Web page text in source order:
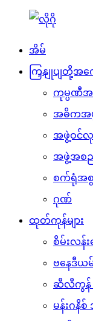
အိမ်
ကြှနျုပျတို့အကွ
ကုမ္ပဏီအ
အဓိကအ
အဖွဲ့ဝင်လုပ်
အဖွဲ့အစည်
စက်ရုံအစွ
ဂုဏ်
ထုတ်ကုန်များ
စိမ်းလန်
ဗနေဒီ
ဆီလီကွန်
မန်းဂနိ